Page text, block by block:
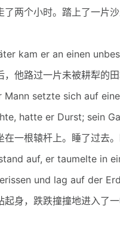
个小时。踏上了一片沙
kam er an einen
路过一片未被耕犁的田
setzte sich auf eine
hatte er Durst; sein
根辕杆上。睡了过去。
auf, er taumelte in ein
und lag auf der
，跌跌撞撞地进入了一